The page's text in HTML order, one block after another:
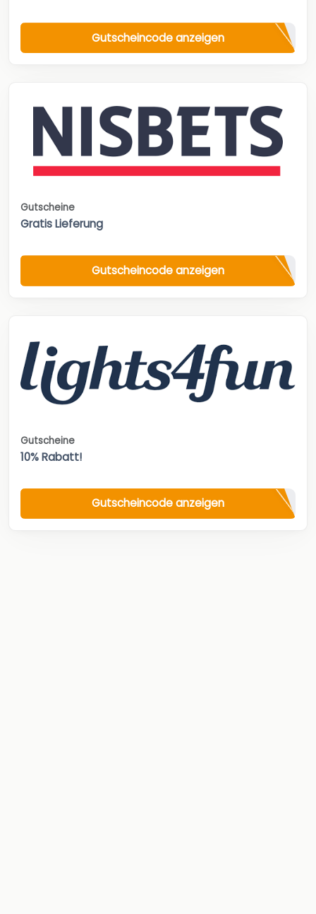
Gutscheincode anzeigen
Gutscheine
Gratis Lieferung
Gutscheincode anzeigen
Gutscheine
10% Rabatt!
Gutscheincode anzeigen